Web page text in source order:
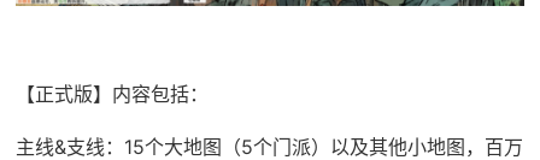
【正式版】内容包括：
主线&支线：15个大地图（5个门派）以及其他小地图，百万